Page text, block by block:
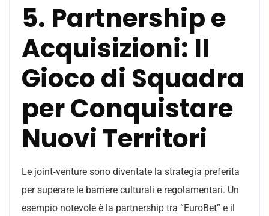
5. Partnership e
Acquisizioni: Il
Gioco di Squadra
per Conquistare
Nuovi Territori
Le joint‑venture sono diventate la strategia preferita
per superare le barriere culturali e regolamentari. Un
esempio notevole è la partnership tra “EuroBet” e il